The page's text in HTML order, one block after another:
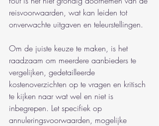
reisvoorwaarden, wat kan leiden tot
onverwachte uitgaven en teleurstellingen.
Om de juiste keuze te maken, is het
raadzaam om meerdere aanbieders te
vergelijken, gedetailleerde
kostenoverzichten op te vragen en kritisch
te kijken naar wat wel en niet is
inbegrepen. Let specifiek op
annuleringsvoorwaarden, mogelijke